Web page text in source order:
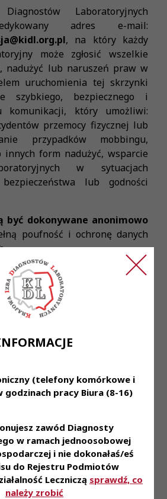
(telefony komórkowe i
godzinach pracy Biura (8-16)
zawód Diagnosty
w ramach jednoosobowej
i nie dokonałaś/eś
do Rejestru Podmiotów
Leczniczą sprawdź, co
należy zrobić
Laboratoryjnych
adres e-mail:
, na który każdy
może zgłosić wszelkie
nadużyć lub naruszeń praw w
uruchomienia tej skrzynki
szybkiego, bezpiecznego i
komunikacji, który umożliwi:
przemocy fizycznej lub
przypadków mobbingu,
form nadużyć, wsparcie
w sytuacjach
lub godności
być dokonywane anonimowo
poufność i ochronę danych
na adres
– dołącz dokumentację (np.
i godność w pracy są